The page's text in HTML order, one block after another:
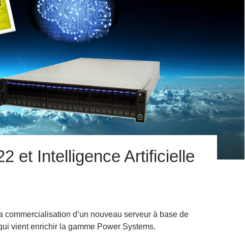
et Intelligence Artificielle
commercialisation d’un nouveau serveur à base de
vient enrichir la gamme Power Systems.